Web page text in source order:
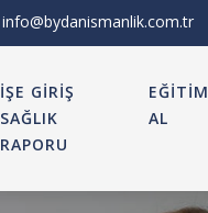
info@bydanismanlik.com.tr
İŞE GİRİŞ
SAĞLIK
RAPORU
EĞİTİM
AL